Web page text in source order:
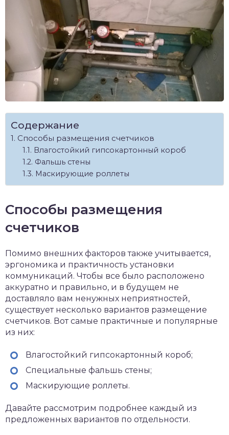
Содержание
Способы размещения счетчиков
Влагостойкий гипсокартонный короб
Фальшь стены
Маскирующие роллеты
Способы размещения
счетчиков
Помимо внешних факторов также учитывается,
эргономика и практичность установки
коммуникаций. Чтобы все было расположено
аккуратно и правильно, и в будущем не
доставляло вам ненужных неприятностей,
существует несколько вариантов размещение
счетчиков. Вот самые практичные и популярные
из них:
Влагостойкий гипсокартонный короб;
Специальные фальшь стены;
Маскирующие роллеты.
Давайте рассмотрим подробнее каждый из
предложенных вариантов по отдельности.